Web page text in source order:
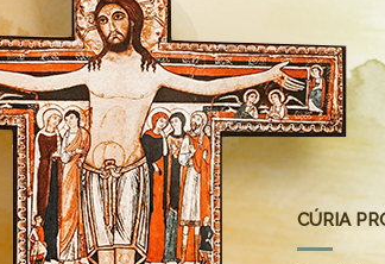
CÚRIA